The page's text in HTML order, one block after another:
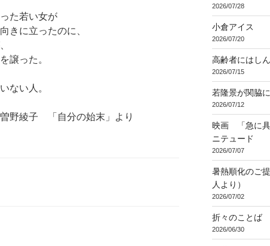
た若い女が
きに立ったのに、
譲った。
ない人。
の始末」より
2026/07/28
小倉アイス
2026/07/20
高齢者にはし
2026/07/15
若隆景が関脇に
2026/07/12
映画 「急に具
ニテュード
2026/07/07
暑熱順化のご
人より）
2026/07/02
折々のことば
2026/06/30